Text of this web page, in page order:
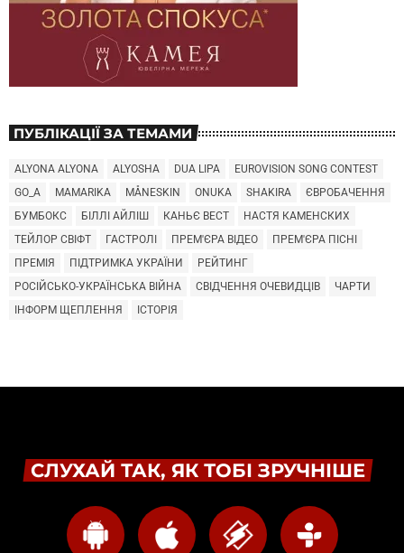
ПУБЛІКАЦІЇ ЗА ТЕМАМИ
ALYONA ALYONA ALYOSHA DUA LIPA
EUROVISION SONG CONTEST
GO_A
MAMARIKA MÅNESKIN ONUKA SHAKIRA
ЄВРОБАЧЕННЯ
БУМБОКС
БІЛЛІ АЙЛІШ КАНЬЄ ВЕСТ
НАСТЯ КАМЕНСКИХ
ТЕЙЛОР СВІФТ
ГАСТРОЛІ ПРЕМ'ЄРА ВІДЕО
ПРЕМ'ЄРА ПІСНІ
ПРЕМІЯ
ПІДТРИМКА УКРАЇНИ
РЕЙТИНГ
РОСІЙСЬКО-УКРАЇНСЬКА ВІЙНА
СВІДЧЕННЯ ОЧЕВИДЦІВ
ЧАРТИ
ІНФОРМ ЩЕПЛЕННЯ
ІСТОРІЯ
СЛУХАЙ ТАК, ЯК ТОБІ ЗРУЧНІШЕ